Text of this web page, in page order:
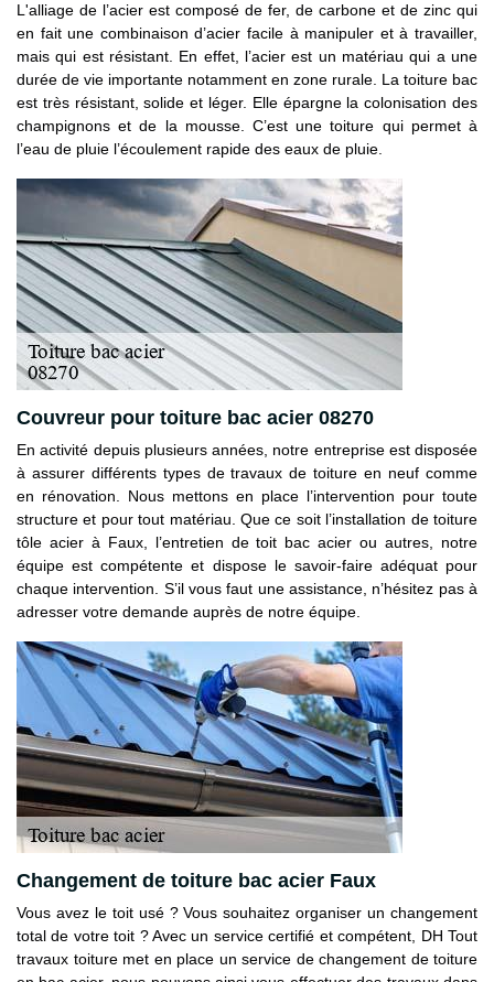
L'alliage de l’acier est composé de fer, de carbone et de zinc qui
en fait une combinaison d’acier facile à manipuler et à travailler,
mais qui est résistant. En effet, l’acier est un matériau qui a une
durée de vie importante notamment en zone rurale. La toiture bac
est très résistant, solide et léger. Elle épargne la colonisation des
champignons et de la mousse. C’est une toiture qui permet à
l’eau de pluie l’écoulement rapide des eaux de pluie.
Couvreur pour toiture bac acier 08270
En activité depuis plusieurs années, notre entreprise est disposée
à assurer différents types de travaux de toiture en neuf comme
en rénovation. Nous mettons en place l’intervention pour toute
structure et pour tout matériau. Que ce soit l’installation de toiture
tôle acier à Faux, l’entretien de toit bac acier ou autres, notre
équipe est compétente et dispose le savoir-faire adéquat pour
chaque intervention. S’il vous faut une assistance, n’hésitez pas à
adresser votre demande auprès de notre équipe.
Changement de toiture bac acier Faux
Vous avez le toit usé ? Vous souhaitez organiser un changement
total de votre toit ? Avec un service certifié et compétent, DH Tout
travaux toiture met en place un service de changement de toiture